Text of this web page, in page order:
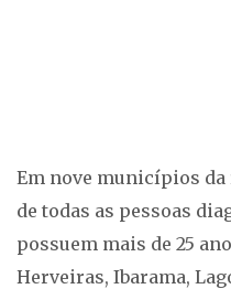
Em nove municípios da
de todas as pessoas
possuem mais de 25
Herveiras, Ibarama,